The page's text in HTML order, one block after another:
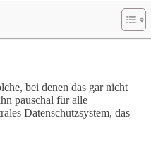
bei denen das gar nicht
pauschal für alle
Datenschutzsystem, das